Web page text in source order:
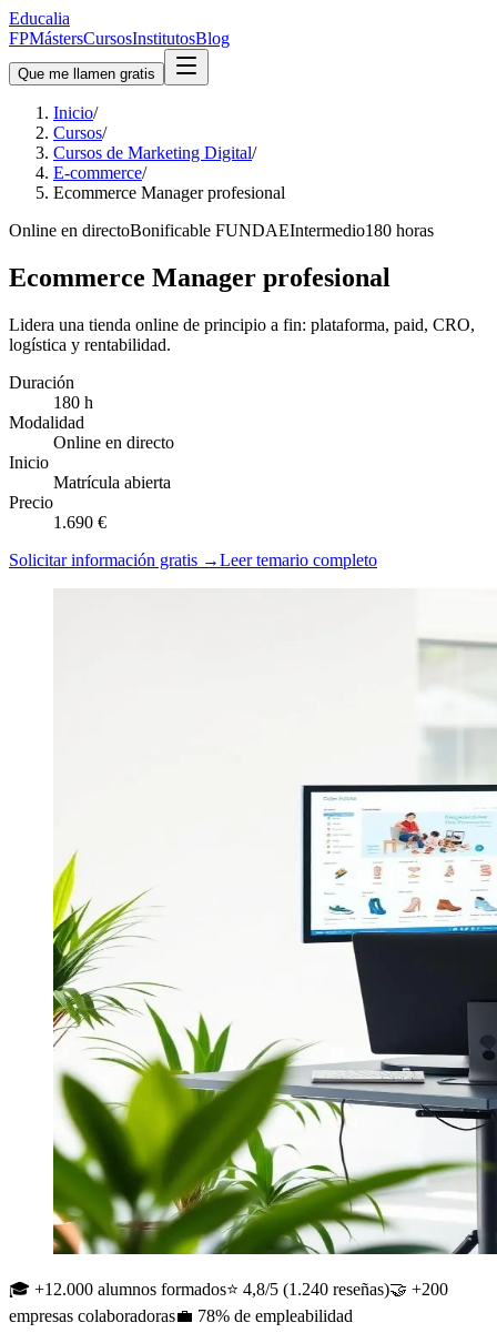
Educalia
FPMástersCursosInstitutosBlog
Que me llamen gratis
Inicio/
Cursos/
Cursos de Marketing Digital/
E-commerce/
Ecommerce Manager profesional
Online en directoBonificable FUNDAEIntermedio180 horas
Ecommerce Manager profesional
Lidera una tienda online de principio a fin: plataforma, paid, CRO,
logística y rentabilidad.
Duración
180 h
Modalidad
Online en directo
Inicio
Matrícula abierta
Precio
1.690 €
Solicitar información gratis →Leer temario completo
🎓 +12.000 alumnos formados⭐ 4,8/5 (1.240 reseñas)🤝 +200
empresas colaboradoras💼 78% de empleabilidad